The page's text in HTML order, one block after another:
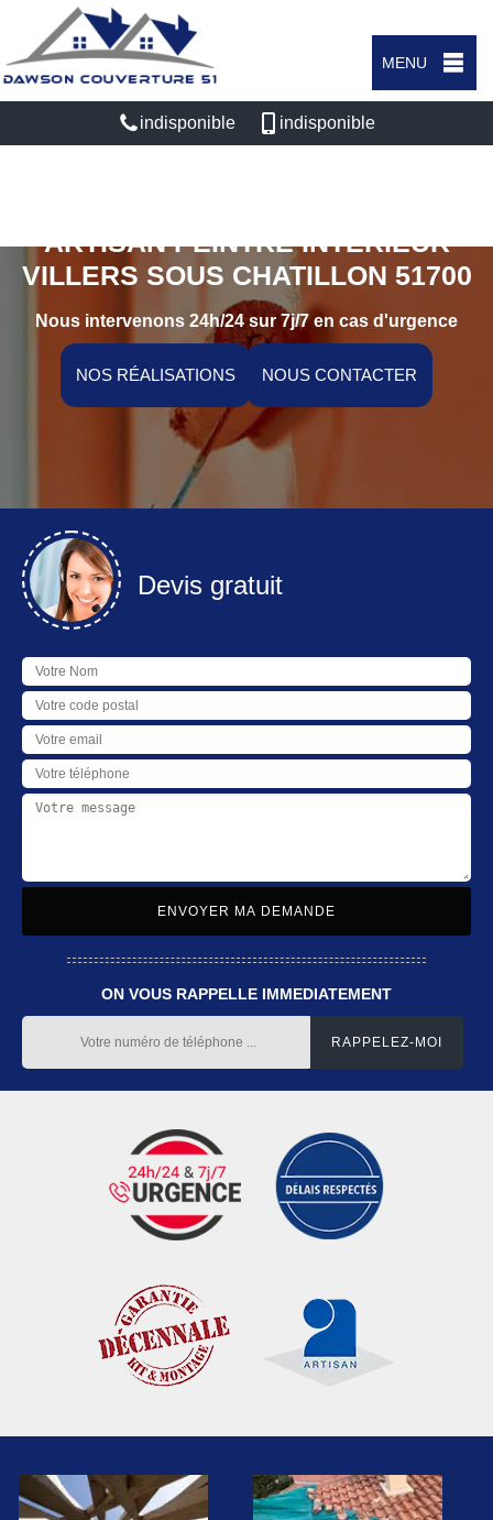
MENU
indisponible indisponible
ARTISAN PEINTRE INTÉRIEUR
VILLERS SOUS CHATILLON 51700
Nous intervenons 24h/24 sur 7j/7 en cas d'urgence
NOS RÉALISATIONS NOUS CONTACTER
Devis gratuit
ON VOUS RAPPELLE IMMEDIATEMENT